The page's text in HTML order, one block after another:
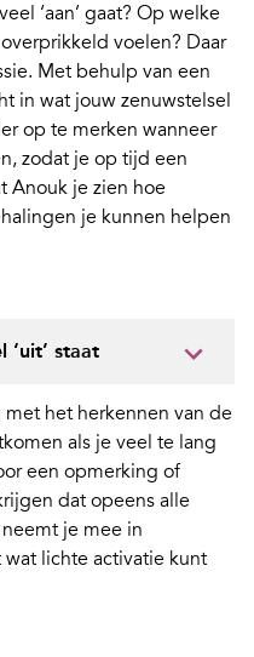
‘aan’ gaat? Op welke
voelen? Daar
Met behulp van een
in wat jouw zenuwstelsel
op te merken wanneer
zodat je op tijd een
Anouk je zien hoe
je kunnen helpen
‘uit’ staat
met het herkennen van de
als je veel te lang
een opmerking of
dat opeens alle
je mee in
lichte activatie kunt